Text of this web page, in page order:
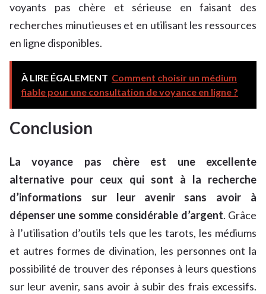
voyants pas chère et sérieuse en faisant des
recherches minutieuses et en utilisant les ressources
en ligne disponibles.
À LIRE ÉGALEMENT Comment choisir un médium
fiable pour une consultation de voyance en ligne ?
Conclusion
La voyance pas chère est une excellente
alternative pour ceux qui sont à la recherche
d’informations sur leur avenir sans avoir à
dépenser une somme considérable d’argent. Grâce
à l’utilisation d’outils tels que les tarots, les médiums
et autres formes de divination, les personnes ont la
possibilité de trouver des réponses à leurs questions
sur leur avenir, sans avoir à subir des frais excessifs.